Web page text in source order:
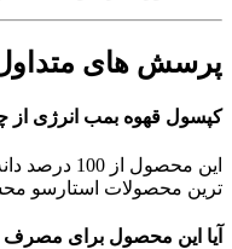
پرسش های
کپسول قهوه بمب انرژی از
این محصول
ترین محصولات استارسو
آیا این محصول برای